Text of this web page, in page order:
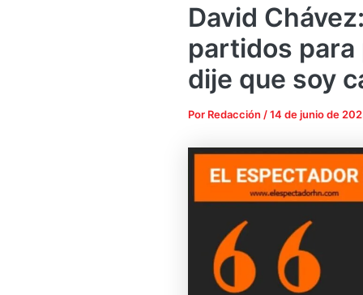
David
partidos
dije que soy
Por Redacción /14 de junio de